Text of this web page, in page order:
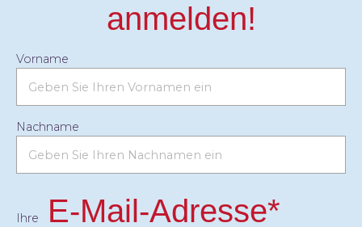
anmelden!
Vorname
Nachname
Ihre E-Mail-Adresse*